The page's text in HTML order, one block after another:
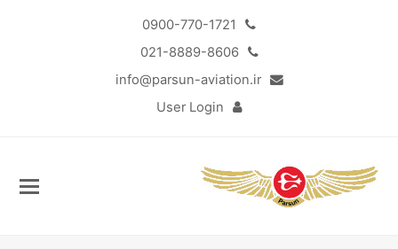
0900-770-1721
021-8889-8606
info@parsun-aviation.ir
User Login